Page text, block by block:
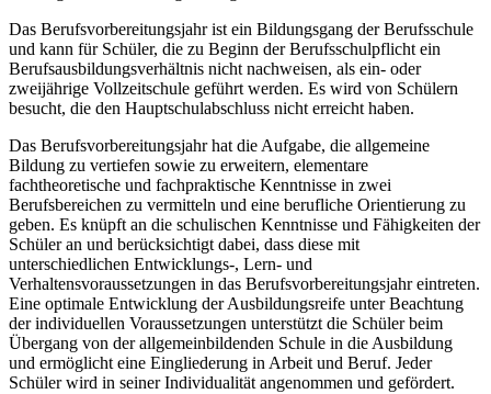
Das Berufsvorbereitungsjahr ist ein Bildungsgang der Berufsschule
und kann für Schüler, die zu Beginn der Berufsschulpflicht ein
Berufsausbildungsverhältnis nicht nachweisen, als ein- oder
zweijährige Vollzeitschule geführt werden. Es wird von Schülern
besucht, die den Hauptschulabschluss nicht erreicht haben.
Das Berufsvorbereitungsjahr hat die Aufgabe, die allgemeine
Bildung zu vertiefen sowie zu erweitern, elementare
fachtheoretische und fachpraktische Kenntnisse in zwei
Berufsbereichen zu vermitteln und eine berufliche Orientierung zu
geben. Es knüpft an die schulischen Kenntnisse und Fähigkeiten der
Schüler an und berücksichtigt dabei, dass diese mit
unterschiedlichen Entwicklungs-, Lern- und
Verhaltensvoraussetzungen in das Berufsvorbereitungsjahr eintreten.
Eine optimale Entwicklung der Ausbildungsreife unter Beachtung
der individuellen Voraussetzungen unterstützt die Schüler beim
Übergang von der allgemeinbildenden Schule in die Ausbildung
und ermöglicht eine Eingliederung in Arbeit und Beruf. Jeder
Schüler wird in seiner Individualität angenommen und gefördert.